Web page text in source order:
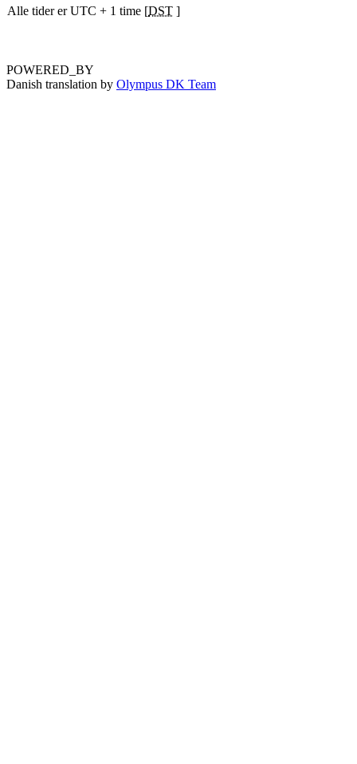
Alle tider er UTC + 1 time [DST ]
POWERED_BY
Danish translation by Olympus DK Team